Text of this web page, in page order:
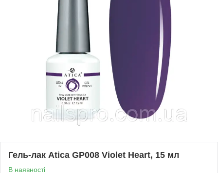
Гель-лак Atica GP008 Violet Heart, 15 мл
В наявності